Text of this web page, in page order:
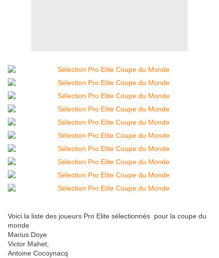
Voici la liste des joueurs Pro Elite sélectionnés pour la coupe du
monde
Marius Doye
Victor Mahet,
Antoine Cocoynacq